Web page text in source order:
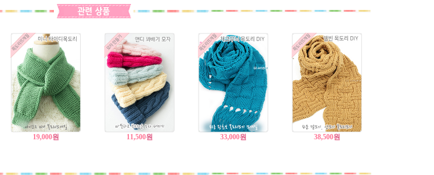
19,000원 11,500원 33,000원 38,500원